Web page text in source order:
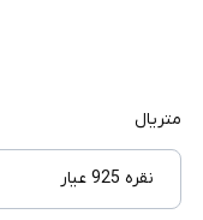
متریال
نقره 925 عیار